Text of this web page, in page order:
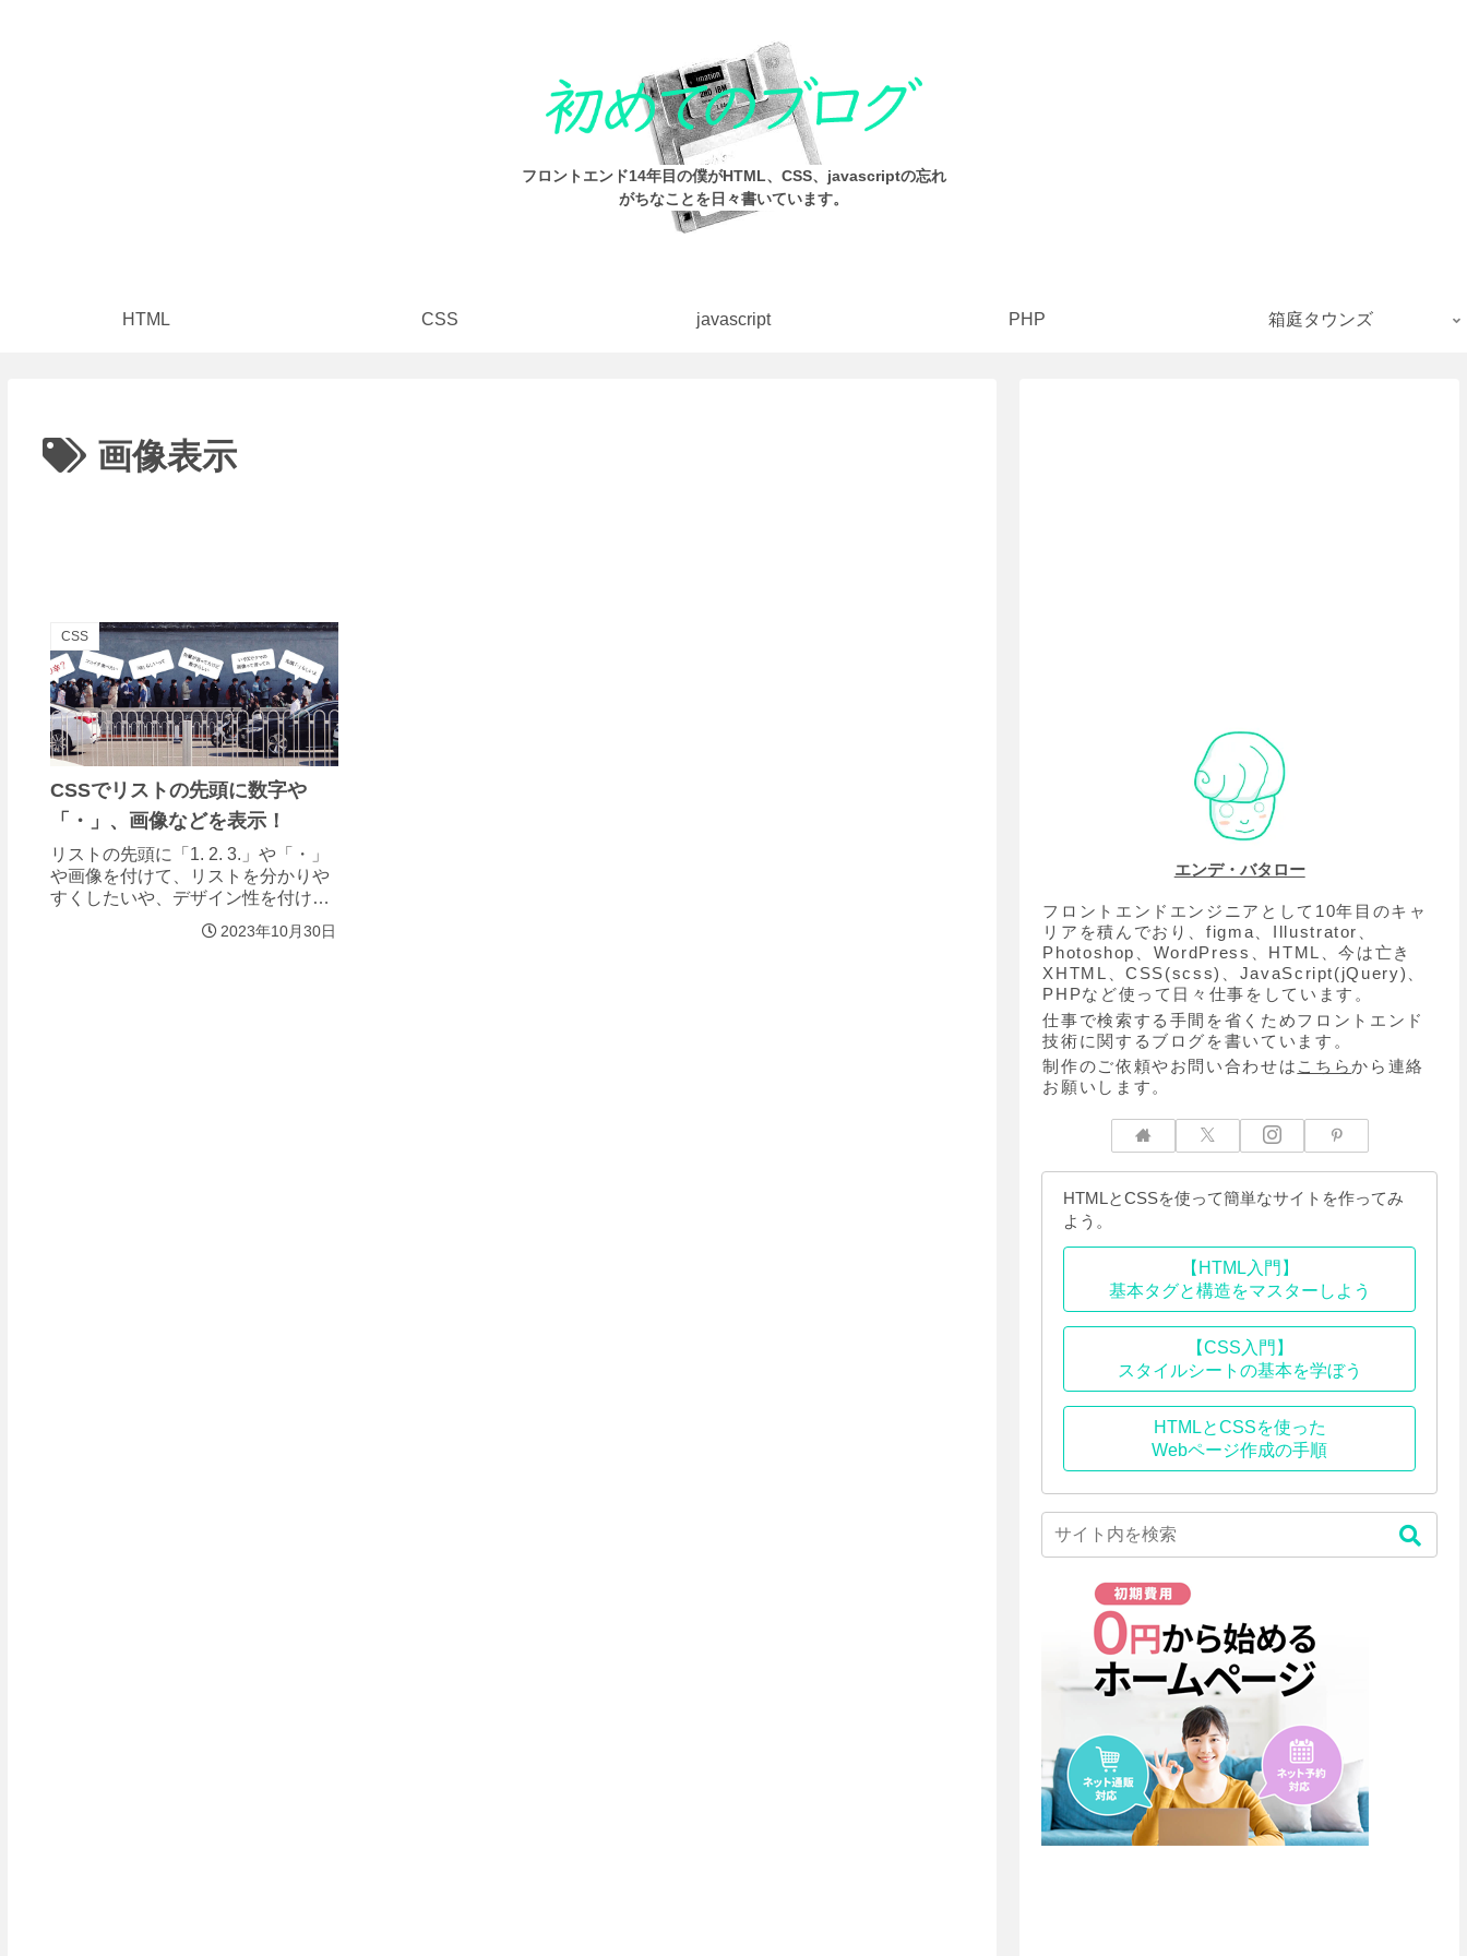
フロントエンド14年目の僕がHTML、CSS、javascriptの忘れ
がちなことを日々書いています。
HTML CSS javascript PHP 箱庭タウンズ
画像表示
CSS
CSSでリストの先頭に数字や
「・」、画像などを表示！
リストの先頭に「1. 2. 3.」や「・」
や画像を付けて、リストを分かりや
すくしたいや、デザイン性を付けた
い時などに便利な方法のご紹介で
す。特に難しいことはしてないけど
2023年10月30日
エンデ・バタロー
フロントエンドエンジニアとして10年目のキャ
リアを積んでおり、figma、Illustrator、
Photoshop、WordPress、HTML、今は亡き
XHTML、CSS(scss)、JavaScript(jQuery)、
PHPなど使って日々仕事をしています。
仕事で検索する手間を省くためフロントエンド
技術に関するブログを書いています。
制作のご依頼やお問い合わせは こちらから連絡
お願いします。
HTMLとCSSを使って簡単なサイトを作ってみ
よう。
【HTML入門】
基本タグと構造をマスターしよう
【CSS入門】
スタイルシートの基本を学ぼう
HTMLとCSSを使った
Webページ作成の手順